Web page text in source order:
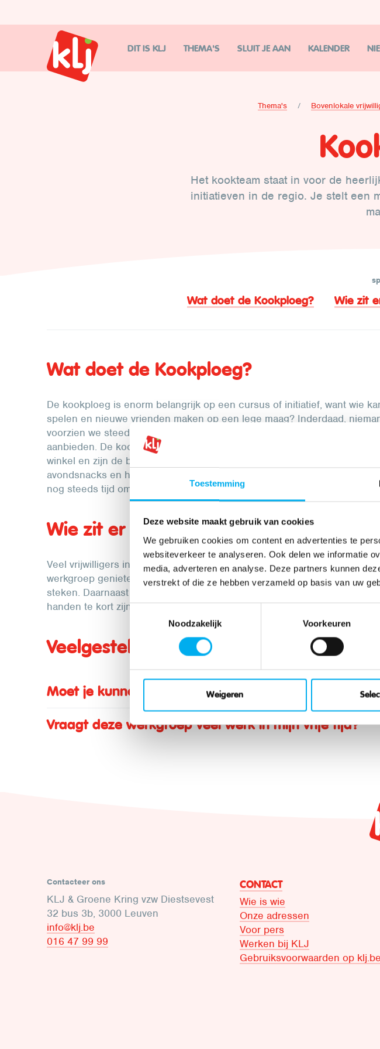
Toestemming
Deze website maakt gebruik van cookies
We gebruiken cookies om content en advertenties te
websiteverkeer te analyseren. Ook delen we informatie
media, adverteren en analyse. Deze partners kunnen
verstrekt of die ze hebben verzameld op basis van uw
Noodzakelijk
Voorkeuren
Weigeren
DIT IS KLJ THEMA'S SLUIT JE AAN KALENDER
Thema's Bovenlokale
Het kookteam staat in voor de
initiatieven in de regio. Je stelt een
Wat doet de Kookploeg? Wie zit
Wat doet de Kookploeg?
De kookploeg is enorm belangrijk op een cursus of initiatief, want wie
spelen en nieuwe vrienden maken op een lege maag? Inderdaad,
voorzien we steeds een kookploeg op initiatieven en cursussen waar we
aanbieden. De kookploeg verzint een menu en berekent de
winkel en zijn de baas in de keuken. Ze zorgen voor alle maaltijden,
avondsnacks en houden daarnaast de keuken proper.
nog steeds tijd om een spelletje te spelen of gezellig te babbelen.
Wie zit er in de Kookploeg?
Veel vrijwilligers in de Kookploeg hebben er al een lange KLJ-carrière
werkgroep genieten ze nog van de leuke KLJ-sfeer, zonder er immens
steken. Daarnaast zijn er ook veel losse vrijwilligers die af en toe eens
handen te kort zijn.
Veelgestelde vragen
Moet je kunnen koken om in de kookploeg te komen?
Vraagt deze werkgroep veel werk in mijn vrije tijd?
Contacteer ons
KLJ & Groene Kring vzw Diestsevest
32 bus 3b, 3000 Leuven
info@klj.be​
016 47 99 99
CONTACT
Wie is wie
Onze adressen
Voor pers
Werken bij KLJ
Gebruiksvoorwaarden op klj.be